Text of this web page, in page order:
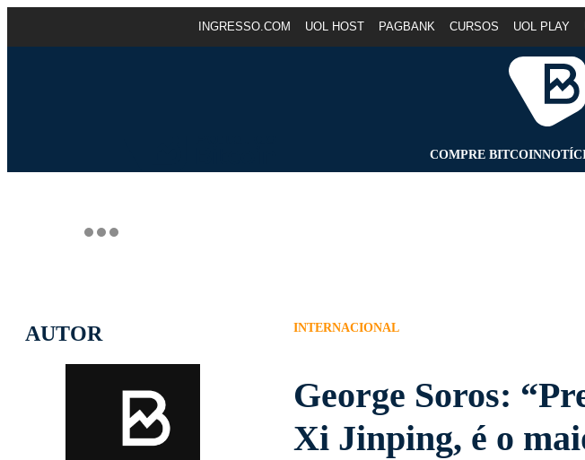
INGRESSO.COM UOL HOST PAGBANK CURSOS UOL PLAY
COMPRE BITCOIN
AUTOR INTERNACIONAL
George Soros:
Xi Jinping, é o